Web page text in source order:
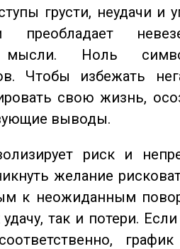
грусти, неудачи и
мысли. Ноль
Чтобы избежать
свою жизнь,
выводы.
риск и
желание
к неожиданным
так и потери.